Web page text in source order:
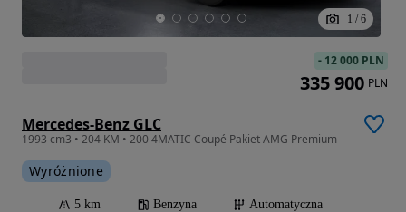
1 / 6
Mercedes-Benz GLC
1993 cm3 • 204 KM • 200 4MATIC Coupé Pakiet AMG Premium
Wyróżnione
5 km Benzyna
Automatyczna
- 12 000 PLN
335 900 PLN